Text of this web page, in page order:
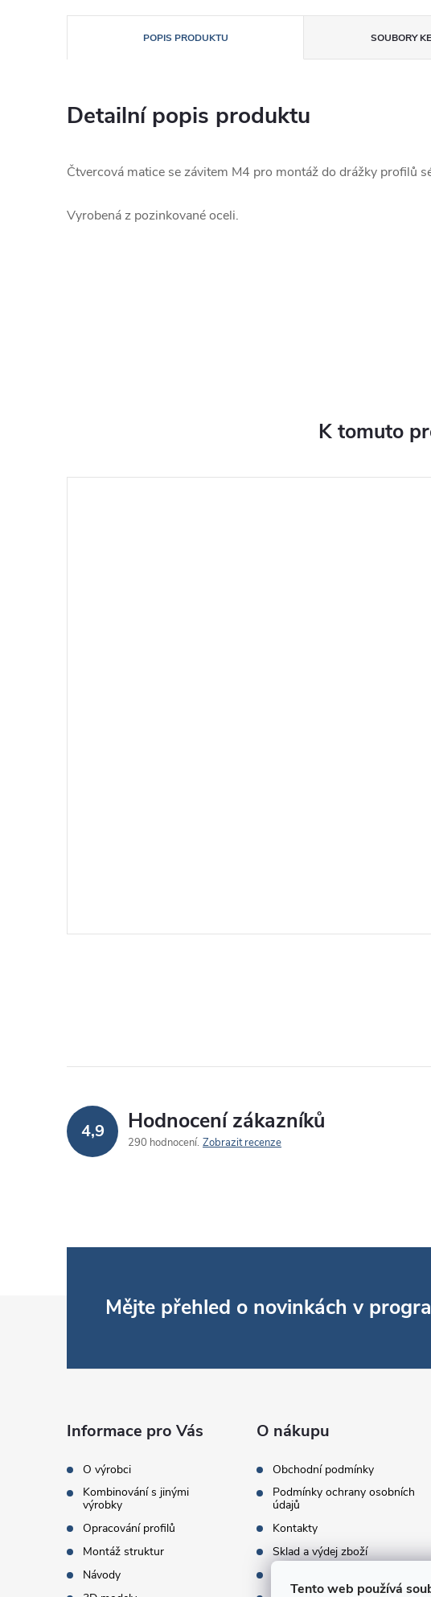
Tento web používá
POPIS PRODUKTU SOUBORY
Detailní popis produktu
Čtvercová matice se závitem M4 pro montáž do drážky profilů
Vyrobená z pozinkované oceli.
K tomuto
4,9 Hodnocení zákazníků
290 hodnocení Zobrazit recenze
Mějte přehled o novinkách v
Informace pro Vás
O výrobci
Kombinování s jinými
výrobky
Opracování profilů
Montáž struktur
Návody
O nákupu
Obchodní podmínky
Podmínky ochrany osobních
údajů
Kontakty
Sklad a výdej zboží